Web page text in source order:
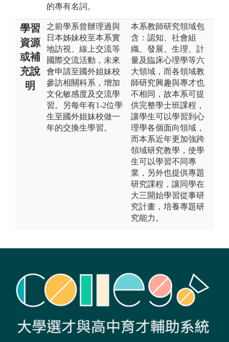
的專有名詞。
學習
資源
或補
充說
明
之前學系曾辦理過與
日本姊妹校至本系實
地訪視、線上交流等
國際交流活動，未來
會申請至國外姐妹校
參訪相關科系，增加
文化敏感度及交流學
習。另每年有1-2位學
生至國外姐妹校做一
年的交換生學習。
本系教師研究領域包
含：認知、社會組
織、發展、生理、計
量及臨床心理學等六
大領域，而各領域教
師研究興趣與專才也
不相同，故本系可提
供完整學士班課程，
讓學生可以學習到心
理學各個面向領域，
而本系近年更加強跨
領域研究教學，使學
生可以學習不同專
業，另外也提供專題
研究課程，讓同學在
大三開始學習從事研
究計畫，培養專題研
究能力。